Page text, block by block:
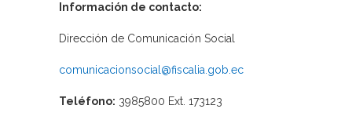
Información de contacto:
Dirección de Comunicación Social
comunicacionsocial@fiscalia.gob.ec
Teléfono: 3985800 Ext. 173123